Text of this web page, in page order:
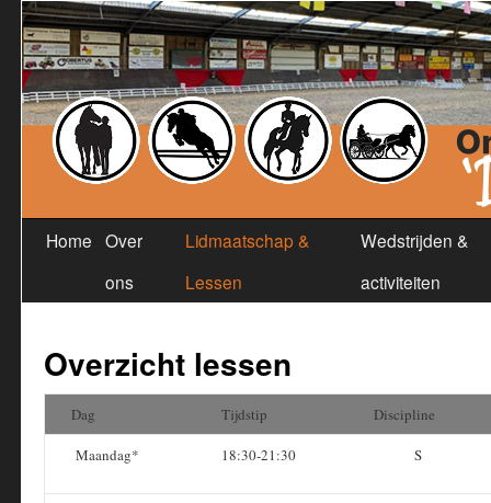
Home Over
ons
Lidmaatschap &
Lessen
Wedstrijden &
activiteiten
Overzicht lessen
Dag Tijdstip Discipline
Maandag* 18:30-21:30 S